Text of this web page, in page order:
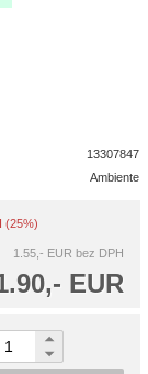
13307847
Ambiente
(25%)
1.55,- EUR bez DPH
EUR